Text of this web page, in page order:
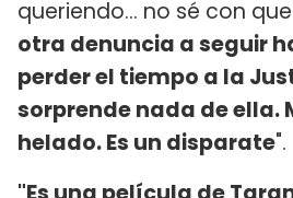
queriendo... no sé con
otra denuncia a seguir
perder el tiempo a la
sorprende nada de ella.
helado. Es un disparate".